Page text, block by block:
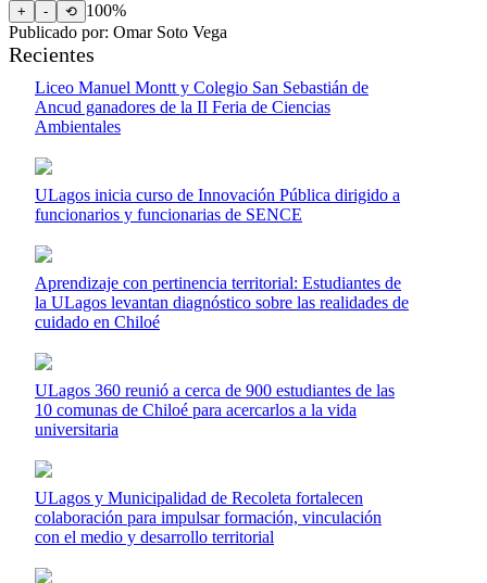
+
- ⟲ 100%
Publicado por: Omar Soto Vega
Recientes
Liceo Manuel Montt y Colegio San Sebastián de
Ancud ganadores de la II Feria de Ciencias
Ambientales
ULagos inicia curso de Innovación Pública dirigido a
funcionarios y funcionarias de SENCE
Aprendizaje con pertinencia territorial: Estudiantes de
la ULagos levantan diagnóstico sobre las realidades de
cuidado en Chiloé
ULagos 360 reunió a cerca de 900 estudiantes de las
10 comunas de Chiloé para acercarlos a la vida
universitaria
ULagos y Municipalidad de Recoleta fortalecen
colaboración para impulsar formación, vinculación
con el medio y desarrollo territorial